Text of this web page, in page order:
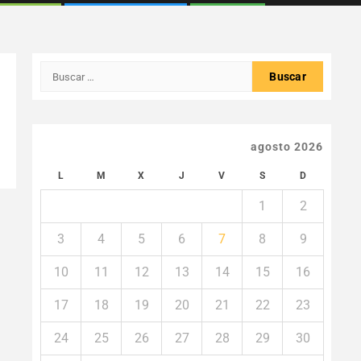
Buscar:
agosto 2026
L M X J V S D
1 2
3 4 5 6 7 8 9
10 11 12 13 14 15 16
17 18 19 20 21 22 23
24 25 26 27 28 29 30